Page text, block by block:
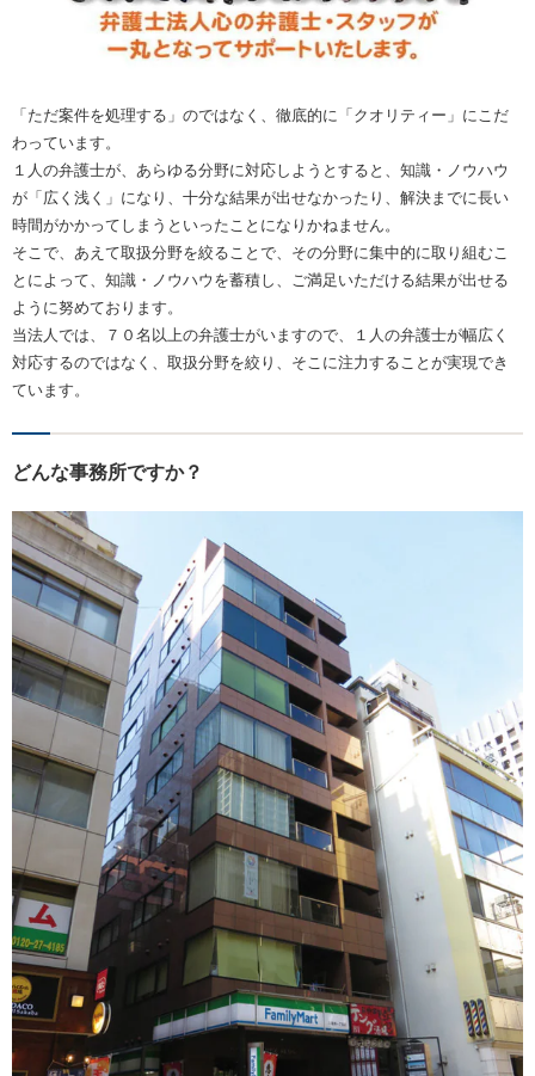
「ただ案件を処理する」のではなく、徹底的に「クオリティー」にこだ
わっています。
１人の弁護士が、あらゆる分野に対応しようとすると、知識・ノウハウ
が「広く浅く」になり、十分な結果が出せなかったり、解決までに長い
時間がかかってしまうといったことになりかねません。
そこで、あえて取扱分野を絞ることで、その分野に集中的に取り組むこ
とによって、知識・ノウハウを蓄積し、ご満足いただける結果が出せる
ように努めております。
当法人では、７０名以上の弁護士がいますので、１人の弁護士が幅広く
対応するのではなく、取扱分野を絞り、そこに注力することが実現でき
ています。
どんな事務所ですか？